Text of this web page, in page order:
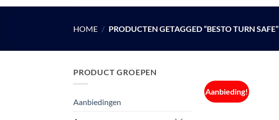
HOME / PRODUCTEN GETAGGED “BESTO TURN SAFE”
PRODUCT GROEPEN
Aanbiedingen
Aanbieding!